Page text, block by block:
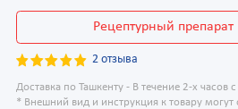
Рецептурный препарат
2 отзыва
Доставка по Ташкенту - В течение 2-х часов
* Внешний вид и инструкция к товару могут